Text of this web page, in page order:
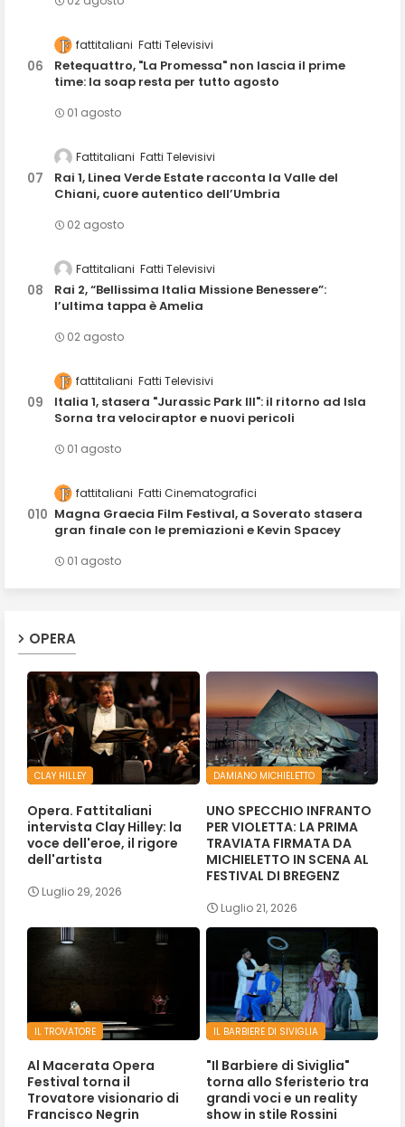
fattitaliani Fatti Televisivi
Retequattro, "La Promessa" non lascia il prime
time: la soap resta per tutto agosto
01 agosto
Fattitaliani Fatti Televisivi
Rai 1, Linea Verde Estate racconta la Valle del
Chiani, cuore autentico dell’Umbria
02 agosto
Fattitaliani Fatti Televisivi
Rai 2, “Bellissima Italia Missione Benessere”:
l’ultima tappa è Amelia
02 agosto
fattitaliani Fatti Televisivi
Italia 1, stasera "Jurassic Park III": il ritorno ad Isla
Sorna tra velociraptor e nuovi pericoli
01 agosto
fattitaliani Fatti Cinematografici
Magna Graecia Film Festival, a Soverato stasera
gran finale con le premiazioni e Kevin Spacey
01 agosto
OPERA
CLAY HILLEY
Opera. Fattitaliani
intervista Clay Hilley: la
voce dell'eroe, il rigore
dell'artista
Luglio 29, 2026
DAMIANO MICHIELETTO
UNO SPECCHIO INFRANTO
PER VIOLETTA: LA PRIMA
TRAVIATA FIRMATA DA
MICHIELETTO IN SCENA AL
FESTIVAL DI BREGENZ
Luglio 21, 2026
IL TROVATORE
Al Macerata Opera
Festival torna il
Trovatore visionario di
Francisco Negrin
IL BARBIERE DI SIVIGLIA
"Il Barbiere di Siviglia"
torna allo Sferisterio tra
grandi voci e un reality
show in stile Rossini